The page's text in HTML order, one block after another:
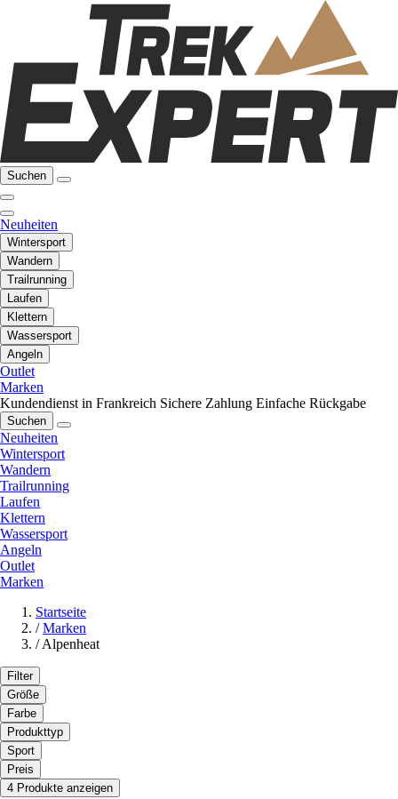
Suchen
Neuheiten
Wintersport
Wandern
Trailrunning
Laufen
Klettern
Wassersport
Angeln
Outlet
Marken
Kundendienst in Frankreich Sichere Zahlung Einfache Rückgabe
Suchen
Neuheiten
Wintersport
Wandern
Trailrunning
Laufen
Klettern
Wassersport
Angeln
Outlet
Marken
Startseite
/ Marken
/ Alpenheat
Filter
Größe
Farbe
Produkttyp
Sport
Preis
4 Produkte anzeigen